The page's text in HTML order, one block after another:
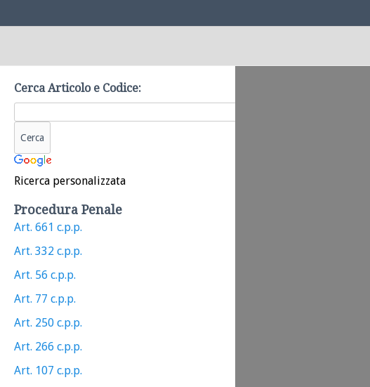
Cerca Articolo e Codice:
Ricerca personalizzata
Procedura Penale
Art. 661 c.p.p.
Art. 332 c.p.p.
Art. 56 c.p.p.
Art. 77 c.p.p.
Art. 250 c.p.p.
Art. 266 c.p.p.
Art. 107 c.p.p.